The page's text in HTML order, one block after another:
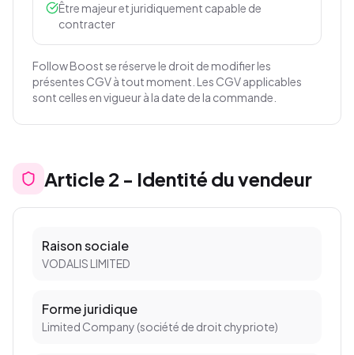
Être majeur et juridiquement capable de
contracter
Follow Boost se réserve le droit de modifier les
présentes CGV à tout moment. Les CGV applicables
sont celles en vigueur à la date de la commande.
Article 2 - Identité du vendeur
Raison sociale
VODALIS LIMITED
Forme juridique
Limited Company (société de droit chypriote)